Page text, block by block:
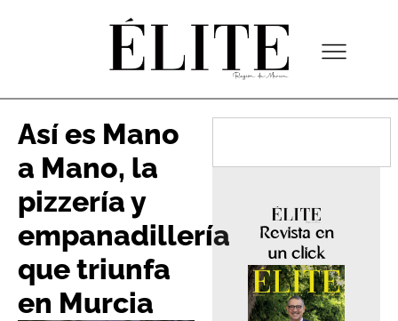
Así es Mano
a Mano, la
pizzería y
empanadillería
que triunfa
en Murcia
Revista en
un click